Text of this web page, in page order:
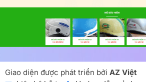
Giao diện được phát triển bởi AZ Việt